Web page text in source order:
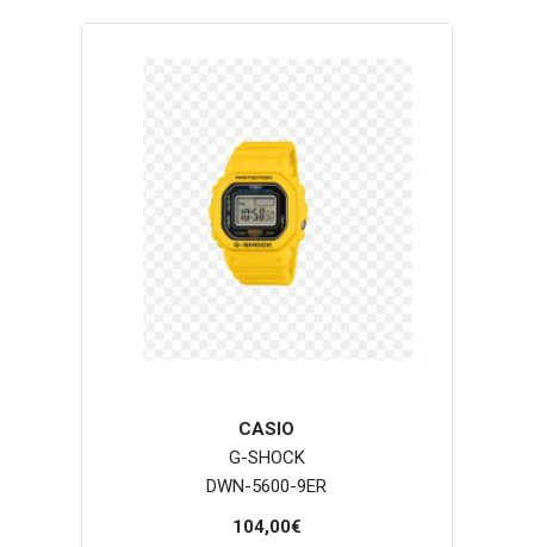
CASIO
G-SHOCK
DWN-5600-9ER
104,00€